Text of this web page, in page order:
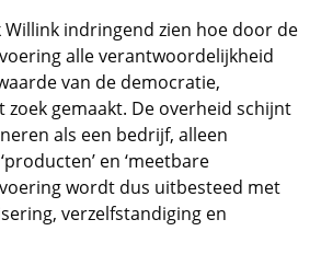
Willink indringend zien hoe door de
alle verantwoordelijkheid
van de democratie,
gemaakt. De overheid schijnt
als een bedrijf, alleen
en ‘meetbare
wordt dus uitbesteed met
verzelfstandiging en